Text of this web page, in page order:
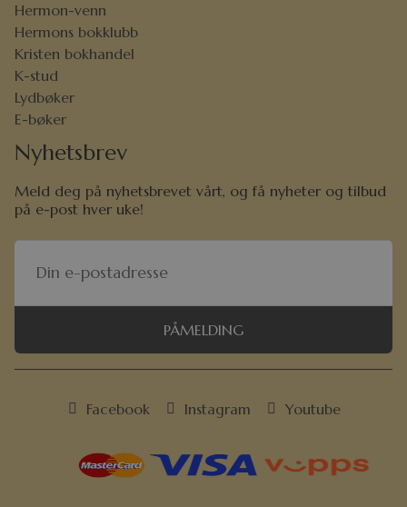
Hermon-venn
Hermons bokklubb
Kristen bokhandel
K-stud
Lydbøker
E-bøker
Nyhetsbrev
Meld deg på nyhetsbrevet vårt, og få nyheter og tilbud
på e-post hver uke!
PÅMELDING
Facebook Instagram Youtube